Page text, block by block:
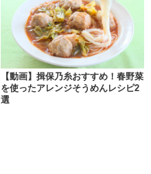
【動画】揖保乃糸おすすめ！春野菜
を使ったアレンジそうめんレシピ2
選